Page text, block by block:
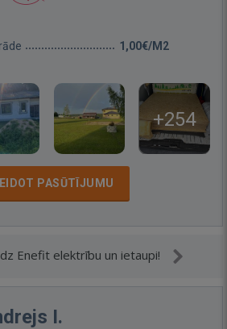
1,00€/M2
+254
PASŪTĪJUMU
Enefit elektrību un ietaupi!
I.